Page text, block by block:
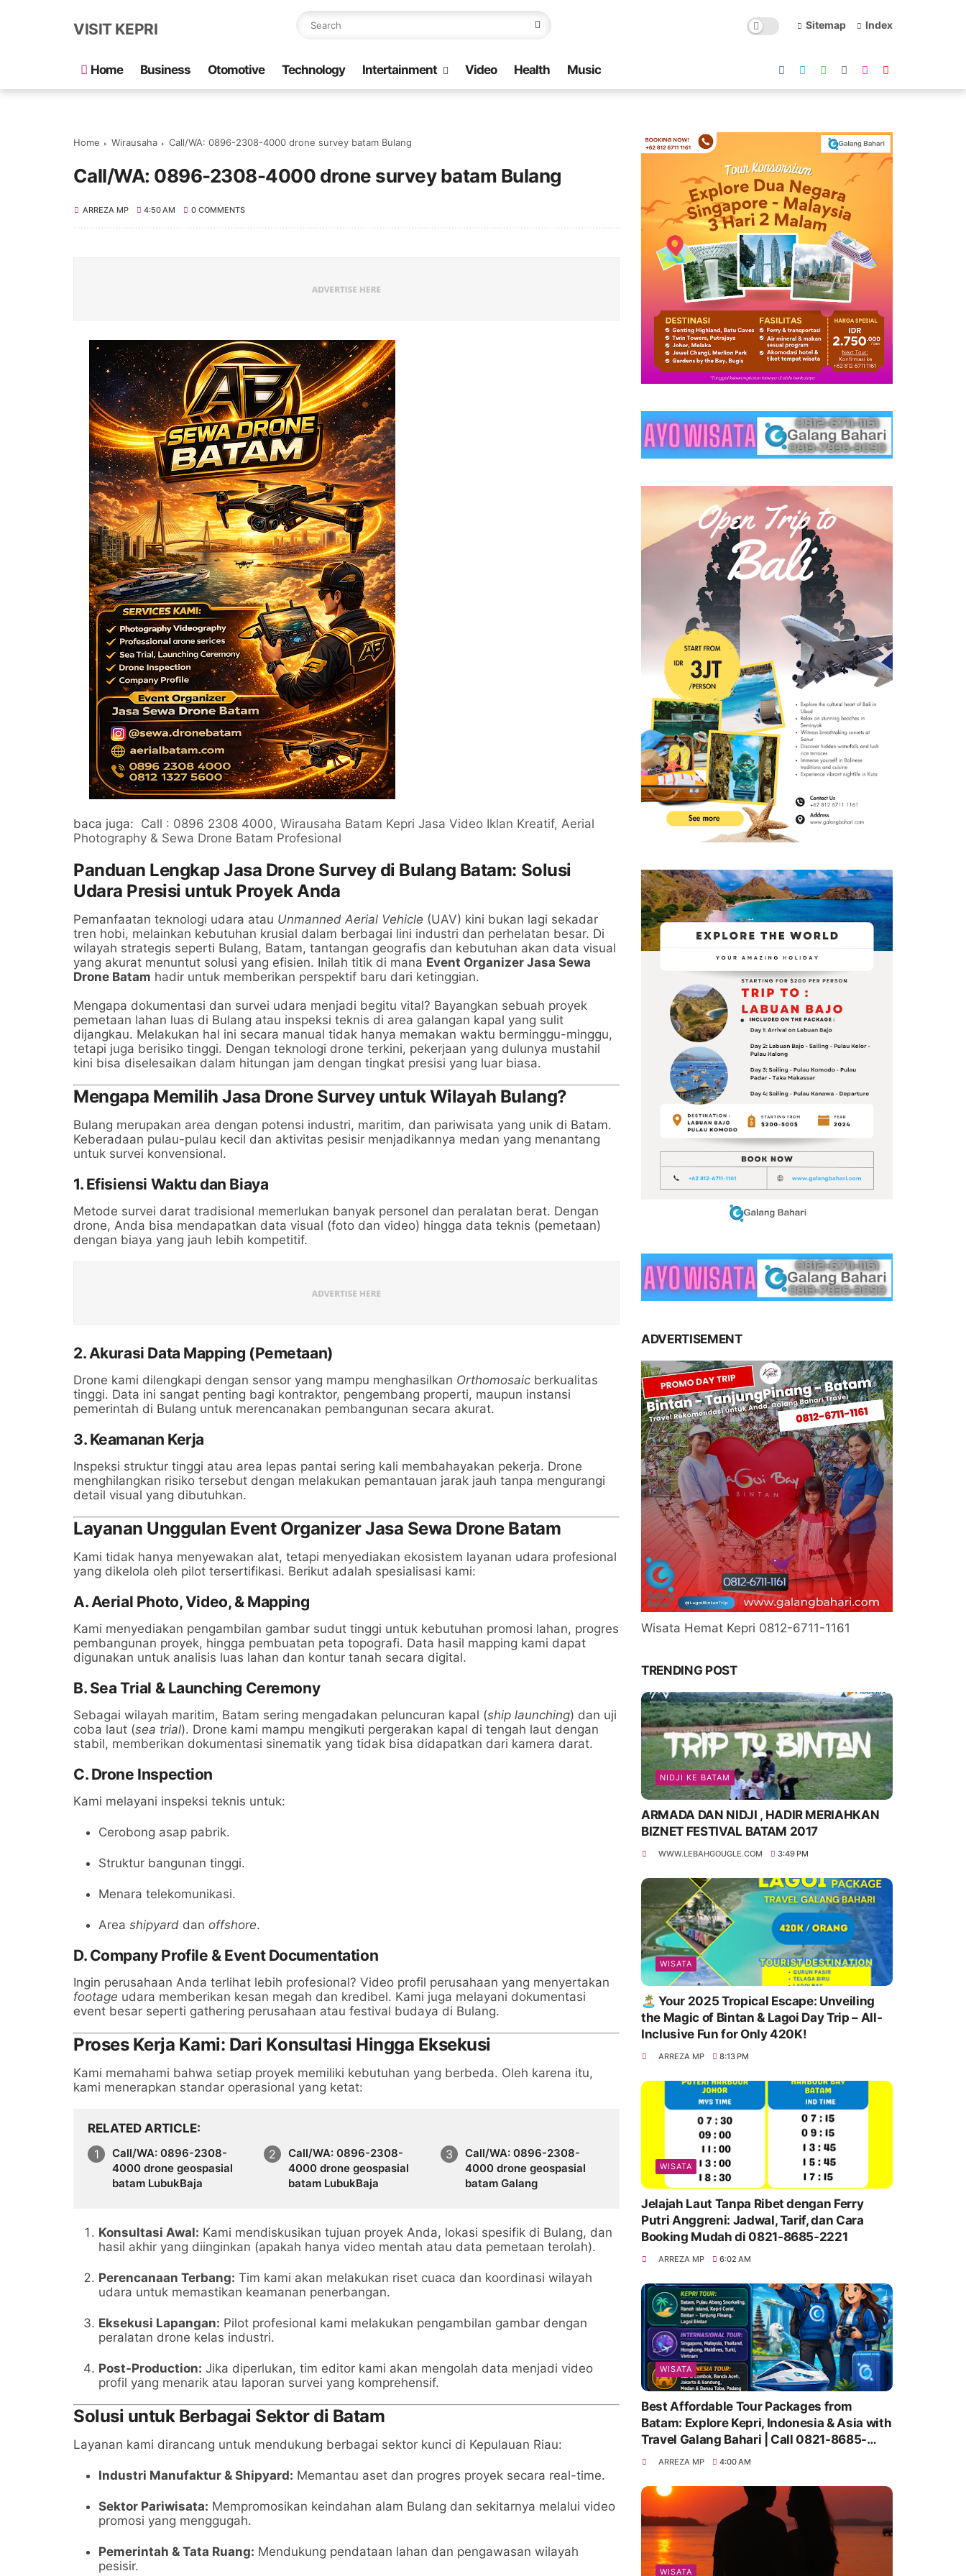
VISIT KEPRI Sitemap Index
Home Business Otomotive Technology Intertainment Video Health Music
Home Wirausaha Call/WA: 0896-2308-4000 drone survey batam Bulang
Call/WA: 0896-2308-4000 drone survey batam Bulang
ARREZA MP 4:50 AM 0 COMMENTS
baca juga: Call : 0896 2308 4000, Wirausaha Batam Kepri Jasa Video Iklan Kreatif, Aerial
Photography & Sewa Drone Batam Profesional
Panduan Lengkap Jasa Drone Survey di Bulang Batam: Solusi
Udara Presisi untuk Proyek Anda
Pemanfaatan teknologi udara atau Unmanned Aerial Vehicle (UAV) kini bukan lagi sekadar
tren hobi, melainkan kebutuhan krusial dalam berbagai lini industri dan perhelatan besar. Di
wilayah strategis seperti Bulang, Batam, tantangan geografis dan kebutuhan akan data visual
yang akurat menuntut solusi yang efisien. Inilah titik di mana Event Organizer Jasa Sewa
Drone Batam hadir untuk memberikan perspektif baru dari ketinggian.
Mengapa dokumentasi dan survei udara menjadi begitu vital? Bayangkan sebuah proyek
pemetaan lahan luas di Bulang atau inspeksi teknis di area galangan kapal yang sulit
dijangkau. Melakukan hal ini secara manual tidak hanya memakan waktu berminggu-minggu,
tetapi juga berisiko tinggi. Dengan teknologi drone terkini, pekerjaan yang dulunya mustahil
kini bisa diselesaikan dalam hitungan jam dengan tingkat presisi yang luar biasa.
Mengapa Memilih Jasa Drone Survey untuk Wilayah Bulang?
Bulang merupakan area dengan potensi industri, maritim, dan pariwisata yang unik di Batam.
Keberadaan pulau-pulau kecil dan aktivitas pesisir menjadikannya medan yang menantang
untuk survei konvensional.
1. Efisiensi Waktu dan Biaya
Metode survei darat tradisional memerlukan banyak personel dan peralatan berat. Dengan
drone, Anda bisa mendapatkan data visual (foto dan video) hingga data teknis (pemetaan)
dengan biaya yang jauh lebih kompetitif.
2. Akurasi Data Mapping (Pemetaan)
Drone kami dilengkapi dengan sensor yang mampu menghasilkan Orthomosaic berkualitas
tinggi. Data ini sangat penting bagi kontraktor, pengembang properti, maupun instansi
pemerintah di Bulang untuk merencanakan pembangunan secara akurat.
3. Keamanan Kerja
Inspeksi struktur tinggi atau area lepas pantai sering kali membahayakan pekerja. Drone
menghilangkan risiko tersebut dengan melakukan pemantauan jarak jauh tanpa mengurangi
detail visual yang dibutuhkan.
Layanan Unggulan Event Organizer Jasa Sewa Drone Batam
Kami tidak hanya menyewakan alat, tetapi menyediakan ekosistem layanan udara profesional
yang dikelola oleh pilot tersertifikasi. Berikut adalah spesialisasi kami:
A. Aerial Photo, Video, & Mapping
Kami menyediakan pengambilan gambar sudut tinggi untuk kebutuhan promosi lahan, progres
pembangunan proyek, hingga pembuatan peta topografi. Data hasil mapping kami dapat
digunakan untuk analisis luas lahan dan kontur tanah secara digital.
B. Sea Trial & Launching Ceremony
Sebagai wilayah maritim, Batam sering mengadakan peluncuran kapal (ship launching) dan uji
coba laut (sea trial). Drone kami mampu mengikuti pergerakan kapal di tengah laut dengan
stabil, memberikan dokumentasi sinematik yang tidak bisa didapatkan dari kamera darat.
C. Drone Inspection
Kami melayani inspeksi teknis untuk:
Cerobong asap pabrik.
Struktur bangunan tinggi.
Menara telekomunikasi.
Area shipyard dan offshore.
D. Company Profile & Event Documentation
Ingin perusahaan Anda terlihat lebih profesional? Video profil perusahaan yang menyertakan
footage udara memberikan kesan megah dan kredibel. Kami juga melayani dokumentasi
event besar seperti gathering perusahaan atau festival budaya di Bulang.
Proses Kerja Kami: Dari Konsultasi Hingga Eksekusi
Kami memahami bahwa setiap proyek memiliki kebutuhan yang berbeda. Oleh karena itu,
kami menerapkan standar operasional yang ketat:
RELATED ARTICLE
Call/WA: 0896-2308-
4000 drone geospasial
batam LubukBaja
Call/WA: 0896-2308-
4000 drone geospasial
batam LubukBaja
Call/WA: 0896-2308-
4000 drone geospasial
batam Galang
Konsultasi Awal: Kami mendiskusikan tujuan proyek Anda, lokasi spesifik di Bulang, dan
hasil akhir yang diinginkan (apakah hanya video mentah atau data pemetaan terolah).
Perencanaan Terbang: Tim kami akan melakukan riset cuaca dan koordinasi wilayah
udara untuk memastikan keamanan penerbangan.
Eksekusi Lapangan: Pilot profesional kami melakukan pengambilan gambar dengan
peralatan drone kelas industri.
Post-Production: Jika diperlukan, tim editor kami akan mengolah data menjadi video
profil yang menarik atau laporan survei yang komprehensif.
Solusi untuk Berbagai Sektor di Batam
Layanan kami dirancang untuk mendukung berbagai sektor kunci di Kepulauan Riau:
Industri Manufaktur & Shipyard: Memantau aset dan progres proyek secara real-time.
Sektor Pariwisata: Mempromosikan keindahan alam Bulang dan sekitarnya melalui video
promosi yang menggugah.
Pemerintah & Tata Ruang: Mendukung pendataan lahan dan pengawasan wilayah
pesisir.
ADVERTISEMENT
Wisata Hemat Kepri 0812-6711-1161
TRENDING POST
NIDJI KE BATAM
ARMADA DAN NIDJI , HADIR MERIAHKAN
BIZNET FESTIVAL BATAM 2017
WWW.LEBAHGOUGLE.COM 3:49 PM
WISATA
🏝️ Your 2025 Tropical Escape: Unveiling
the Magic of Bintan & Lagoi Day Trip – All-
Inclusive Fun for Only 420K!
ARREZA MP 8:13 PM
WISATA
Jelajah Laut Tanpa Ribet dengan Ferry
Putri Anggreni: Jadwal, Tarif, dan Cara
Booking Mudah di 0821-8685-2221
ARREZA MP 6:02 AM
WISATA
Best Affordable Tour Packages from
Batam: Explore Kepri, Indonesia & Asia with
Travel Galang Bahari | Call 0821-8685-
2221ARREZA MP 4:00 AM
WISATA